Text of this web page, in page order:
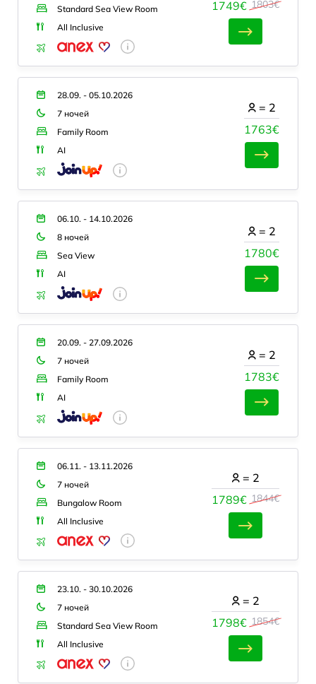
Standard Sea View Room
All Inclusive
1749€ 1803€
28.09. - 05.10.2026
7 ночей
Family Room
AI
1763€
= 2
06.10. - 14.10.2026
8 ночей
Sea View
AI
1780€
= 2
20.09. - 27.09.2026
7 ночей
Family Room
AI
1783€
= 2
06.11. - 13.11.2026
7 ночей
Bungalow Room
All Inclusive
1789€ 1844€
= 2
23.10. - 30.10.2026
7 ночей
Standard Sea View Room
All Inclusive
1798€ 1854€
= 2